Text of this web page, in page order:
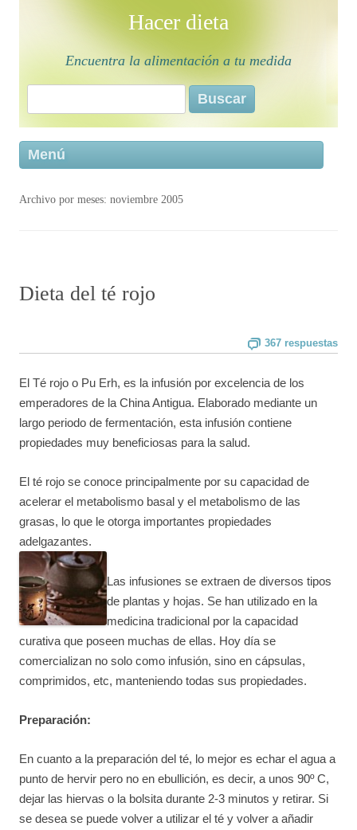
Hacer dieta
Encuentra la alimentación a tu medida
Buscar:
Menú
Archivo por meses: noviembre 2005
Dieta del té rojo
367 respuestas
El Té rojo o Pu Erh, es la infusión por excelencia de los
emperadores de la China Antigua. Elaborado mediante un
largo periodo de fermentación, esta infusión contiene
propiedades muy beneficiosas para la salud.
El té rojo se conoce principalmente por su capacidad de
acelerar el metabolismo basal y el metabolismo de las
grasas, lo que le otorga importantes propiedades
adelgazantes.
Las infusiones se extraen de diversos tipos
de plantas y hojas. Se han utilizado en la
medicina tradicional por la capacidad
curativa que poseen muchas de ellas. Hoy dí­a se
comercializan no solo como infusión, sino en cápsulas,
comprimidos, etc, manteniendo todas sus propiedades.
Preparación:
En cuanto a la preparación del té, lo mejor es echar el agua a
punto de hervir pero no en ebullición, es decir, a unos 90º C,
dejar las hiervas o la bolsita durante 2-3 minutos y retirar. Si
se desea se puede volver a utilizar el té y volver a añadir